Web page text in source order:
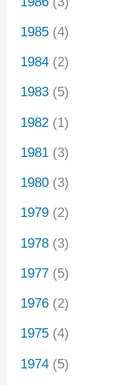
1985 (4)
1984 (2)
1983 (5)
1982 (1)
1981 (3)
1980 (3)
1979 (2)
1978 (3)
1977 (5)
1976 (2)
1975 (4)
1974 (5)